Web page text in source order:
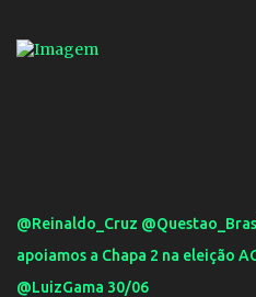
definido e tem o Milan como virtual
@Reinaldo_Cruz
apoiamos a Chapa 2 na eleição
@LuizGama 30/06